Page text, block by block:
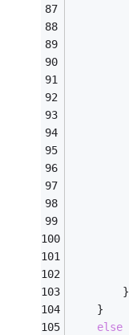
		}
	}
else